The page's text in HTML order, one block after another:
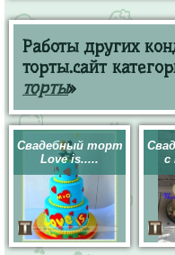
Работы других
торты.сайт
торты»
Свадебный торт
Love is.....
с